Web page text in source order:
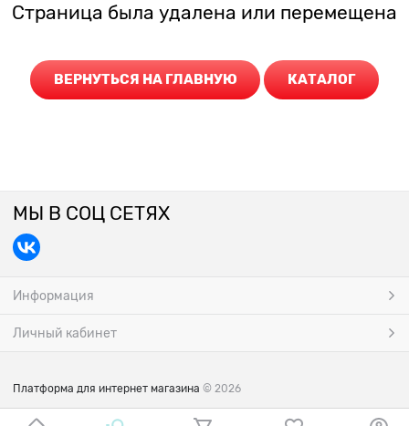
Страница была удалена или перемещена
ВЕРНУТЬСЯ НА ГЛАВНУЮ КАТАЛОГ
МЫ В СОЦ СЕТЯХ
Информация
Личный кабинет
Платформа для интернет магазина © 2026